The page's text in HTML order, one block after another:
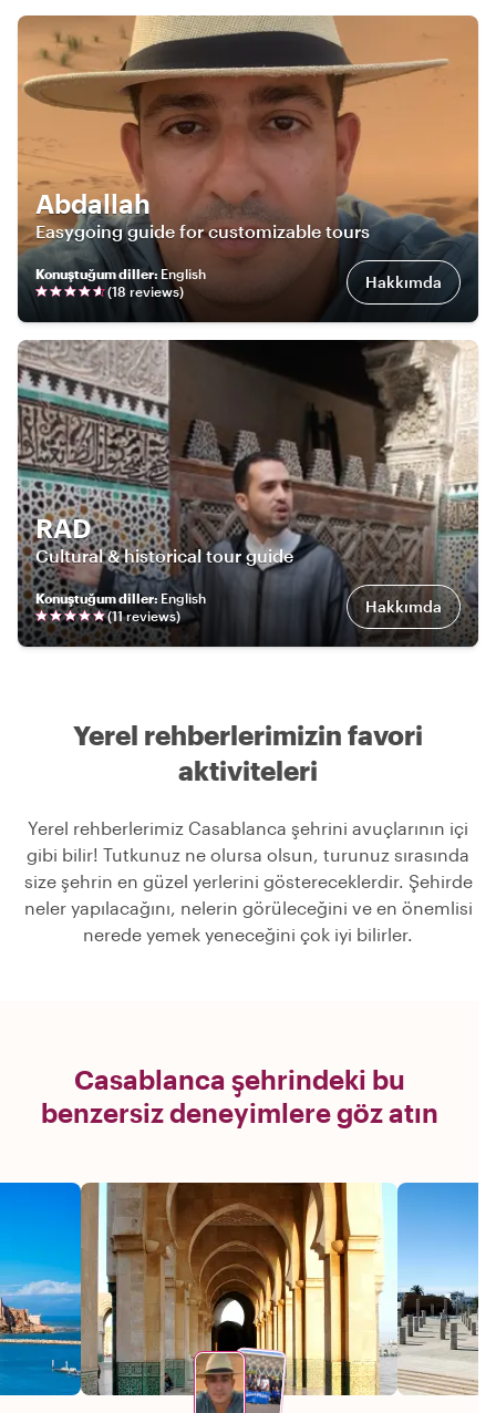
Abdallah
Easygoing guide for customizable tours
Konuştuğum diller: English
(18 reviews) Hakkımda
RAD
Cultural & historical tour guide
Konuştuğum diller: English
(11reviews) Hakkımda
Yerel rehberlerimizin favori
aktiviteleri
Yerel rehberlerimiz Casablanca şehrini avuçlarının içi
gibi bilir! Tutkunuz ne olursa olsun, turunuz sırasında
size şehrin en güzel yerlerini göstereceklerdir. Şehirde
neler yapılacağını, nelerin görüleceğini ve en önemlisi
nerede yemek yeneceğini çok iyi bilirler.
Casablanca şehrindeki bu
benzersiz deneyimlere göz atın